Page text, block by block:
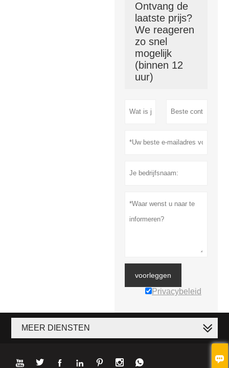

Ontvang de
laatste prijs?
We reageren
zo snel
mogelijk
(binnen 12
uur)
voorleggen
Privacybeleid
MEER DIENSTEN
      